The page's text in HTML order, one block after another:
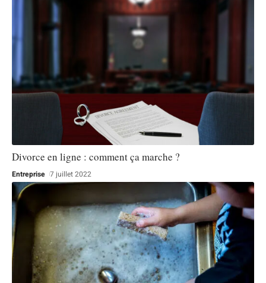
Divorce en ligne : comment ça marche ?
Entreprise 7 juillet 2022